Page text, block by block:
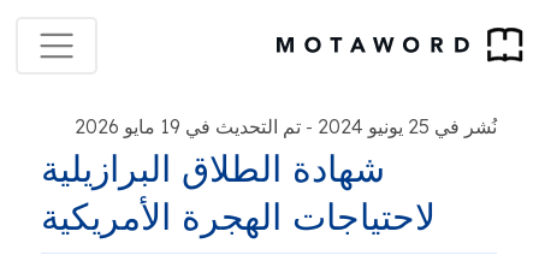
نُشر في 25 يونيو 2024 - تم التحديث في 19 مايو 2026
شهادة الطلاق البرازيلية
لاحتياجات الهجرة الأمريكية